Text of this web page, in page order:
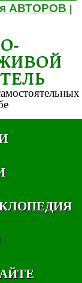
АВТОРОВ